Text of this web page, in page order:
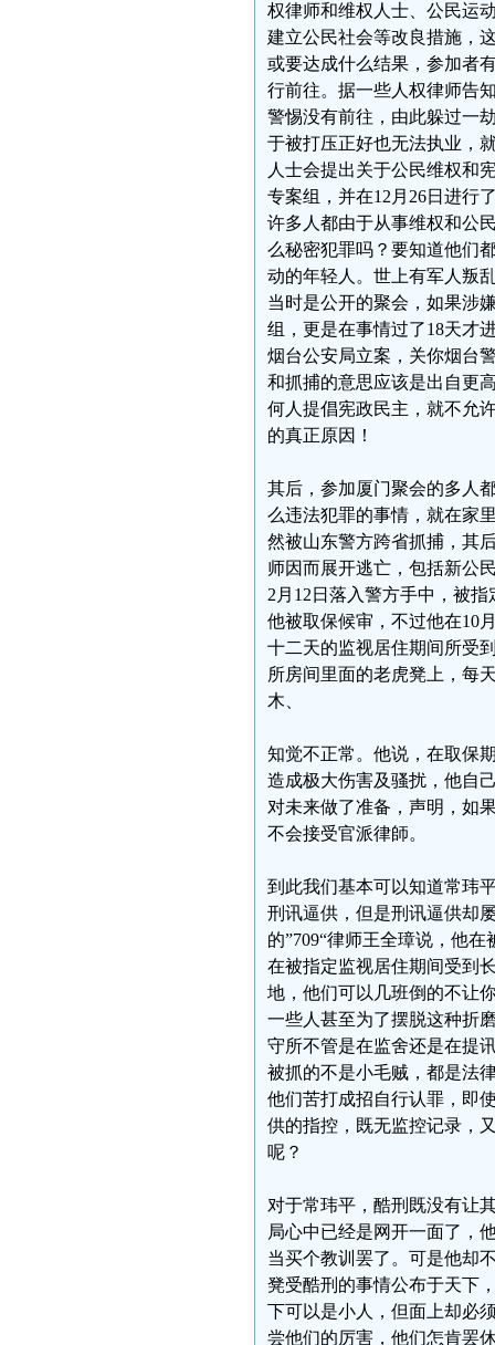
权律师和维权人士、公民运
建立公民社会等改良措施，
或要达成什么结果，参加者
行前往。据一些人权律师告
警惕没有前往，由此躲过一
于被打压正好也无法执业，
人士会提出关于公民维权和
专案组，并在12月26日进行
许多人都由于从事维权和公
么秘密犯罪吗？要知道他们
动的年轻人。世上有军人叛
当时是公开的聚会，如果涉
组，更是在事情过了18天才
烟台公安局立案，关你烟台
和抓捕的意思应该是出自更
何人提倡宪政民主，就不允
的真正原因！
其后，参加厦门聚会的多人
么违法犯罪的事情，就在家
然被山东警方跨省抓捕，其
师因而展开逃亡，包括新公
2月12日落入警方手中，被
他被取保候审，不过他在10
十二天的监视居住期间所受
所房间里面的老虎凳上，每
木、
知觉不正常。他说，在取保
造成极大伤害及骚扰，他自
对未来做了准备，声明，如
不会接受官派律師。
到此我们基本可以知道常玮
刑讯逼供，但是刑讯逼供却
的”709“律师王全璋说，他
在被指定监视居住期间受到
地，他们可以几班倒的不让
一些人甚至为了摆脱这种折
守所不管是在监舍还是在提
被抓的不是小毛贼，都是法
他们苦打成招自行认罪，即
供的指控，既无监控记录，
呢？
对于常玮平，酷刑既没有让
局心中已经是网开一面了，
当买个教训罢了。可是他却
凳受酷刑的事情公布于天下
下可以是小人，但面上却必
尝他们的厉害，他们怎肯罢